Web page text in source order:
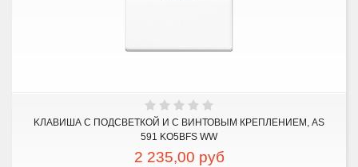
KЛАВИША С ПОДСВЕТКОЙ И С ВИНТОВЫМ КРЕПЛЕНИЕМ, AS
591 KO5BFS WW
2 235,00 руб